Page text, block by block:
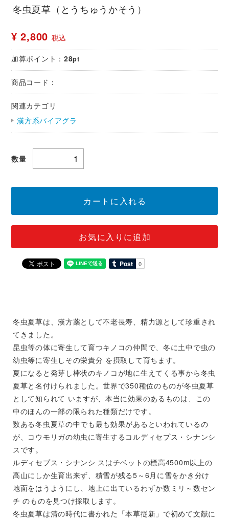
冬虫夏草（とうちゅうかそう）
¥ 2,800 税込
加算ポイント： 28pt
商品コード：
関連カテゴリ
漢方系バイアグラ
数量
カートに入れる
お気に入りに追加
冬虫夏草は、漢方薬として不老長寿、精力源として珍重され
てきました。
昆虫等の体に寄生して育つキノコの仲間で、冬に土中で虫の
幼虫等に寄生しその栄責分 を摂取して育ちます。
夏になると発芽し棒状のキノコが地に生えてくる事から冬虫
夏草と名付けられました。世界で350種位のものが冬虫夏草
として知られて いますが、本当に効果のあるものは、この
中のほんの一部の限られた種類だけです。
数ある冬虫夏草の中でも最も効果があるといわれているの
が、コウモリガの幼虫に寄生するコルディセプス・シナンシ
スです。
ルディセプス・シナンシ スはチベットの標高4500m以上の
高山にしか生育出来ず、積雪が残る5～6月に雪をかき分け
地面をはうようにし、地上に出ているわずか数ミリ～数セン
チ のものを見つけ採取します。
冬虫夏草は清の時代に書かれた「本草従新」で初めて文献に